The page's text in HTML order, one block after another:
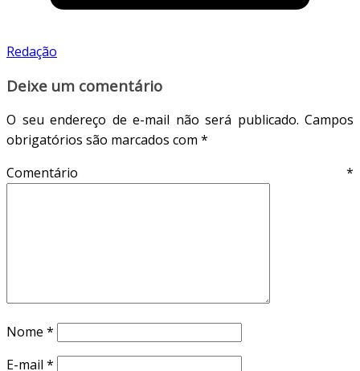
Redação
Deixe um comentário
O seu endereço de e-mail não será publicado. Campos
obrigatórios são marcados com *
Comentário *
Nome *
E-mail *